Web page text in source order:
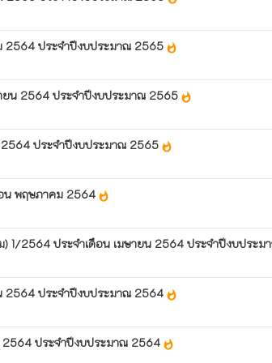
2564 ประจำปีงบประมาณ 2565 whatshot
ยน 2564 ประจำปีงบประมาณ 2565 whatshot
ประจำปีงบประมาณ 2565 whatshot
น พฤษภาคม 2564 whatshot
) 1/2564 ประจำเดือน เมษายน 2564 ประจำปีงบประ
2564 ประจำปีงบประมาณ 2564 whatshot
ประจำปีงบประมาณ 2564 whatshot